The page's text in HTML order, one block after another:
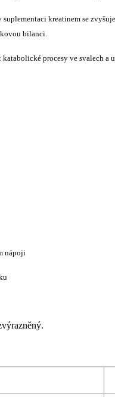
kreatinem se
bilanci.
procesy ve svalech a
nápoji